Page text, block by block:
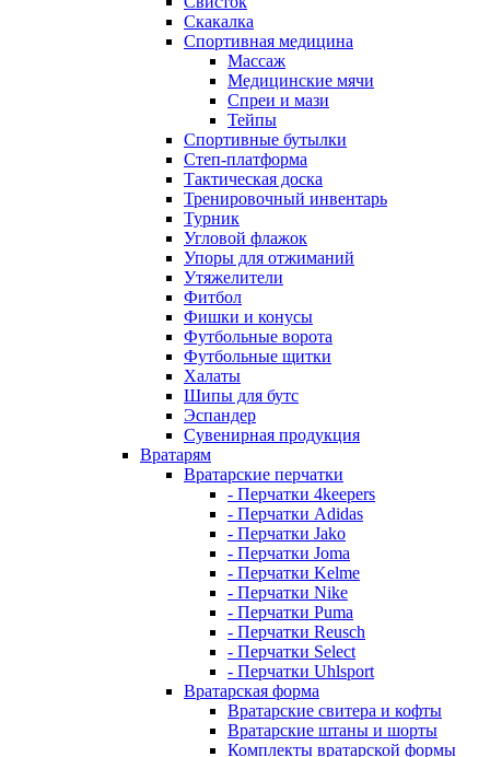
Скакалка
Спортивная медицина
Массаж
Медицинские мячи
Спреи и мази
Тейпы
Спортивные бутылки
Степ-платформа
Тактическая доска
Тренировочный инвентарь
Турник
Угловой флажок
Упоры для отжиманий
Утяжелители
Фитбол
Фишки и конусы
Футбольные ворота
Футбольные щитки
Халаты
Шипы для бутс
Эспандер
Сувенирная продукция
Вратарям
Вратарские перчатки
- Перчатки 4keepers
- Перчатки Adidas
- Перчатки Jako
- Перчатки Joma
- Перчатки Kelme
- Перчатки Nike
- Перчатки Puma
- Перчатки Reusch
- Перчатки Select
- Перчатки Uhlsport
Вратарская форма
Вратарские свитера и кофты
Вратарские штаны и шорты
Комплекты вратарской формы